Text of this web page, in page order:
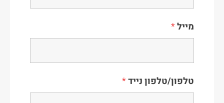
מייל*
טלפון/טלפון נייד*